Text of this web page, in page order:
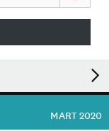
MART 2020